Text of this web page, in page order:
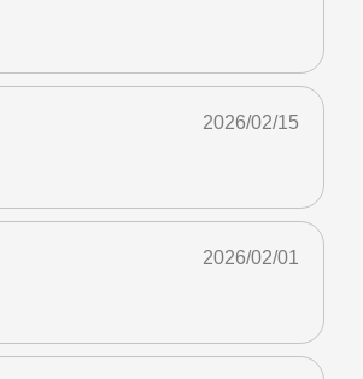
2026/02/15
2026/02/01